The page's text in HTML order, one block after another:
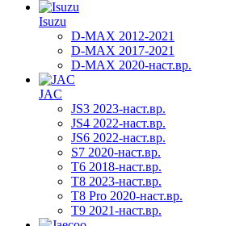
Isuzu
D-MAX 2012-2021
D-MAX 2017-2021
D-MAX 2020-наст.вр.
JAC
JS3 2023-наст.вр.
JS4 2022-наст.вр.
JS6 2022-наст.вр.
S7 2020-наст.вр.
T6 2018-наст.вр.
T8 2023-наст.вр.
T8 Pro 2020-наст.вр.
T9 2021-наст.вр.